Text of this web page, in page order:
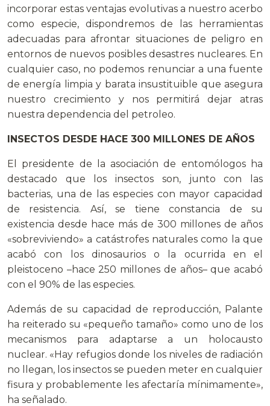
incorporar estas ventajas evolutivas a nuestro acerbo
como especie, dispondremos de las herramientas
adecuadas para afrontar situaciones de peligro en
entornos de nuevos posibles desastres nucleares. En
cualquier caso, no podemos renunciar a una fuente
de energía limpia y barata insustituible que asegura
nuestro crecimiento y nos permitirá dejar atras
nuestra dependencia del petroleo.
INSECTOS DESDE HACE 300 MILLONES DE AÑOS
El presidente de la asociación de entomólogos ha
destacado que los insectos son, junto con las
bacterias, una de las especies con mayor capacidad
de resistencia. Así, se tiene constancia de su
existencia desde hace más de 300 millones de años
«sobreviviendo» a catástrofes naturales como la que
acabó con los dinosaurios o la ocurrida en el
pleistoceno –hace 250 millones de años– que acabó
con el 90% de las especies.
Además de su capacidad de reproducción, Palante
ha reiterado su «pequeño tamaño» como uno de los
mecanismos para adaptarse a un holocausto
nuclear. «Hay refugios donde los niveles de radiación
no llegan, los insectos se pueden meter en cualquier
fisura y probablemente les afectaría mínimamente»,
ha señalado.